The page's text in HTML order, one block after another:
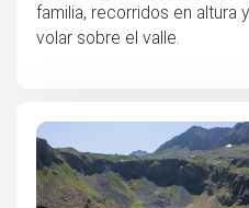
familia, recorridos en altura
volar sobre el valle.